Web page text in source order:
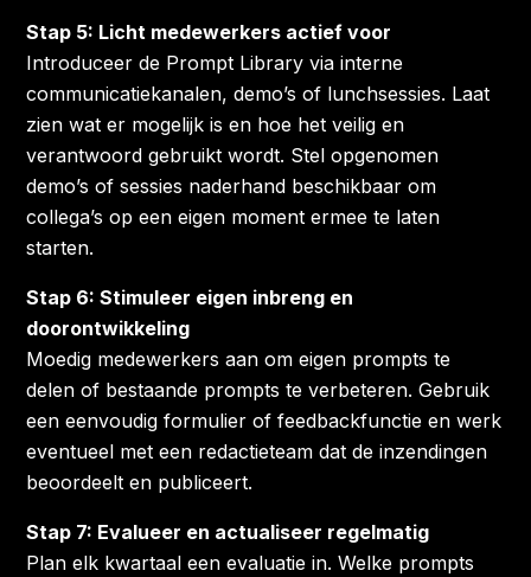
Stap 5: Licht medewerkers actief voor
Introduceer de Prompt Library via interne
communicatiekanalen, demo’s of lunchsessies. Laat
zien wat er mogelijk is en hoe het veilig en
verantwoord gebruikt wordt. Stel opgenomen
demo’s of sessies naderhand beschikbaar om
collega’s op een eigen moment ermee te laten
starten.
Stap 6: Stimuleer eigen inbreng en
doorontwikkeling
Moedig medewerkers aan om eigen prompts te
delen of bestaande prompts te verbeteren. Gebruik
een eenvoudig formulier of feedbackfunctie en werk
eventueel met een redactieteam dat de inzendingen
beoordeelt en publiceert.
Stap 7: Evalueer en actualiseer regelmatig
Plan elk kwartaal een evaluatie in. Welke prompts